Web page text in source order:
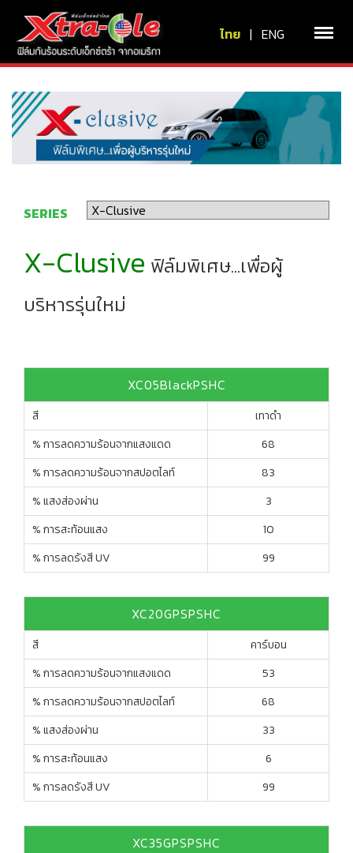
ไทย | ENG
SERIES
X-Clusive ฟิล์มพิเศษ...เพื่อผู้
บริหารรุ่นใหม่
XC05BlackPSHC
สี
เทาดำ
% การลดความร้อนจากแสงแดด
68
% การลดความร้อนจากสปอตไลท์
83
% แสงส่องผ่าน
3
% การสะท้อนแสง
10
% การลดรังสี UV
99
XC20GPSPSHC
สี
คาร์บอน
% การลดความร้อนจากแสงแดด
53
% การลดความร้อนจากสปอตไลท์
68
% แสงส่องผ่าน
33
% การสะท้อนแสง
6
% การลดรังสี UV
99
XC35GPSPSHC